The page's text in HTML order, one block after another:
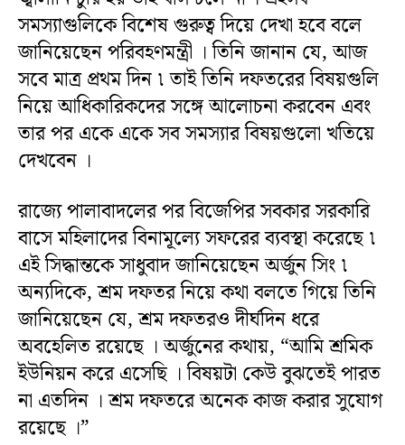
সমস্যাগুলিকে বিশেষ গুরুত্ব দিয়ে দেখা হবে বলে
জানিয়েছেন পরিবহণমন্ত্রী । তিনি জানান যে, আজ
সবে মাত্র প্রথম দিন ৷ তাই তিনি দফতরের বিষয়গুলি
নিয়ে আধিকারিকদের সঙ্গে আলোচনা করবেন এবং
তার পর একে একে সব সমস্যার বিষয়গুলো খতিয়ে
দেখবেন ।
রাজ্যে পালাবাদলের পর বিজেপির সবকার সরকারি
বাসে মহিলাদের বিনামূল্যে সফরের ব্যবস্থা করেছে ৷
এই সিদ্ধান্তকে সাধুবাদ জানিয়েছেন অর্জুন সিং ৷
অন্যদিকে, শ্রম দফতর নিয়ে কথা বলতে গিয়ে তিনি
জানিয়েছেন যে, শ্রম দফতরও দীর্ঘদিন ধরে
অবহেলিত রয়েছে । অর্জুনের কথায়, “আমি শ্রমিক
ইউনিয়ন করে এসেছি । বিষয়টা কেউ বুঝতেই পারত
না এতদিন । শ্রম দফতরে অনেক কাজ করার সুযোগ
রয়েছে ।”